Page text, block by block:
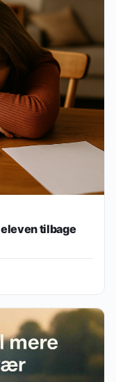
tilbage